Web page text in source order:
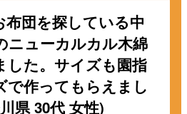
布団を探している中
ニューカルカル木綿
した。サイズも園指
で作ってもらえまし
県 30代 女性)